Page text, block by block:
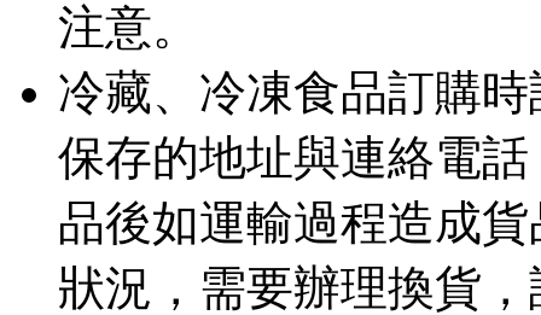
注意。
冷藏、冷凍食品訂購
保存的地址與連絡電
品後如運輸過程造成
狀況，需要辦理換貨